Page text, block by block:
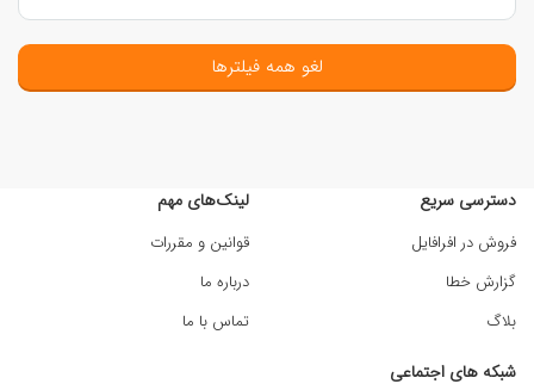
لغو همه فیلترها
دسترسی سریع
فروش در افرافایل
گزارش خطا
بلاگ
لینک‌های مهم
قوانین و مقررات
درباره ما
تماس با ما
شبکه های اجتماعی